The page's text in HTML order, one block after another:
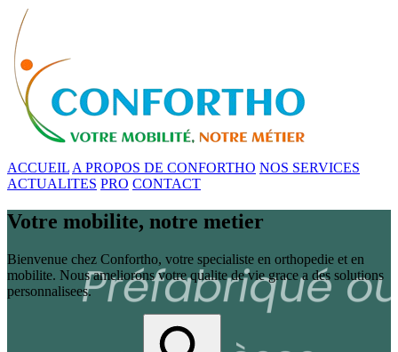
ACCUEIL A PROPOS DE CONFORTHO NOS SERVICES
ACTUALITES PRO CONTACT
Votre mobilite, notre metier
Bienvenue chez Confortho, votre specialiste en orthopedie et en
mobilite. Nous ameliorons votre qualite de vie grace a des solutions
personnalisees.